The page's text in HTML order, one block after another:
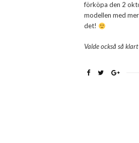
förköpa den 2
modellen med
det!
Valde också så